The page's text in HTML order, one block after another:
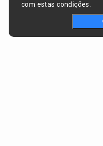
com estas condições.